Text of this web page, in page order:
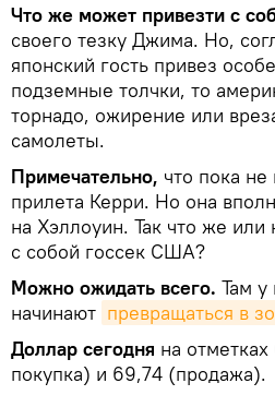
Что же может привезти с
своего тезку Джима. Но,
японский гость привез
подземные толчки, то
торнадо, ожирение или
самолеты.
Примечательно, что пока не
прилета Керри. Но она
на Хэллоуин. Так что же или
с собой госсек США?
Можно ожидать всего. Там
начинают превращаться в
Доллар сегодня на
покупка) и 69,74 (продажа).